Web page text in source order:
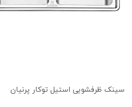
سینک ظرفشویی استیل توکار پرنیان